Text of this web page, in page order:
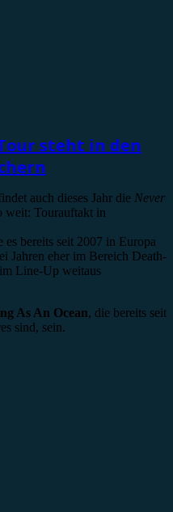
steht in den
auch dieses Jahr die Never
weit: Tourauftakt in
bereits seit 2007 in Europa
Jahren eher im Bereich Death-
Line-Up weitaus
As An Ocean, die bereits seit
sind, sein.